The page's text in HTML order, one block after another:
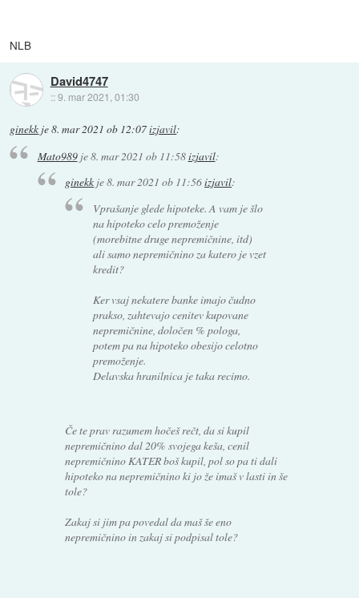
NLB
David4747
::9. mar 2021, 01:30
ginekk je8. mar 2021 ob 12:07izjavil:
Mato989je8. mar 2021 ob 11:58izjavil:
ginekk je8. mar 2021 ob 11:56izjavil:
Vprašanje glede hipoteke. A vam je šlo
na hipoteko celo premoženje
(morebitne druge nepremičnine, itd)
ali samo nepremičnino za katero je vzet
kredit?
Ker vsaj nekatere banke imajo čudno
prakso, zahtevajo cenitev kupovane
nepremičnine, določen % pologa,
potem pa na hipoteko obesijo celotno
premoženje.
Delavska hranilnica je taka recimo.
Če te prav razumem hočeš rečt, da si kupil
nepremičnino dal 20% svojega keša, cenil
nepremičnino KATER boš kupil, pol so pa ti dali
hipoteko na nepremičnino ki jo že imaš v lasti in še
tole?
Zakaj si jim pa povedal da maš še eno
nepremičnino in zakaj si podpisal tole?